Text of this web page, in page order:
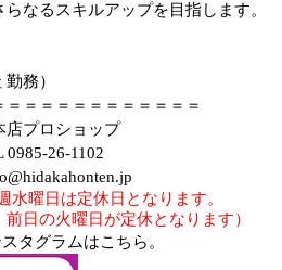
なるスキルアップを目指します。
務）
＝＝＝＝＝＝＝＝＝＝＝＝
店プロショップ
0985-26-1102
水曜日は定休日となります。
前日の火曜日が定休となります）
タグラムはこちら。